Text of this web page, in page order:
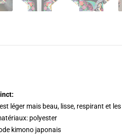
léger mais beau, lisse, respirant et
polyester
kimono japonais